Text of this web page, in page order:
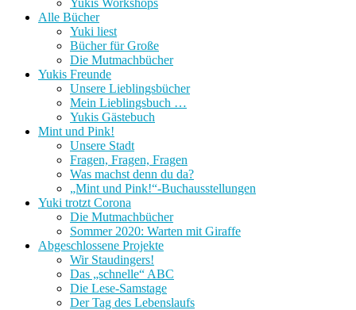
Alle Bücher
Yuki liest
Bücher für Große
Die Mutmachbücher
Yukis Freunde
Unsere Lieblingsbücher
Mein Lieblingsbuch …
Yukis Gästebuch
Mint und Pink!
Unsere Stadt
Fragen, Fragen, Fragen
Was machst denn du da?
„Mint und Pink!“-Buchausstellungen
Yuki trotzt Corona
Die Mutmachbücher
Sommer 2020: Warten mit Giraffe
Abgeschlossene Projekte
Wir Staudingers!
Das „schnelle“ ABC
Die Lese-Samstage
Der Tag des Lebenslaufs